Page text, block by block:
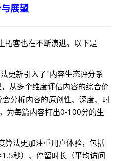
展望
拓客也在不断演进。以下是
更新引入了"内容生态评分系
从多个维度评估内容的综合价
分析内容的原创性、深度、时
为每篇内容打出0-100分的生
算法更加注重用户体验，包括
秒）、停留时长（平均访问